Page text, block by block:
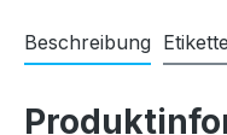
Beschreibung